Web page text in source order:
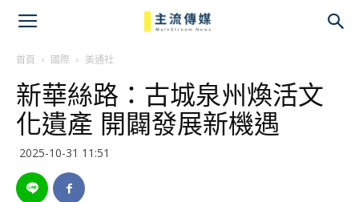
首頁 國際 美通社
新華絲路：古城泉州煥活文
化遺產 開闢發展新機遇
2025-10-31 11:51